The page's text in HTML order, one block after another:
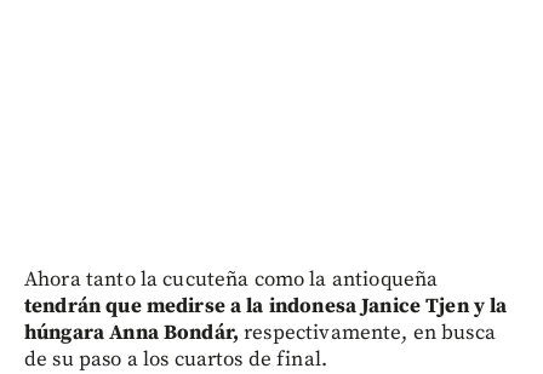
Ahora tanto la cucuteña como la antioqueña
tendrán que medirse a la indonesa Janice Tjen y la
húngara Anna Bondár, respectivamente, en busca
de su paso a los cuartos de final.